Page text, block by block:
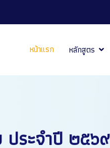
หน้าแรก หลักสูตร
ระจำปี ๒๕๖๙